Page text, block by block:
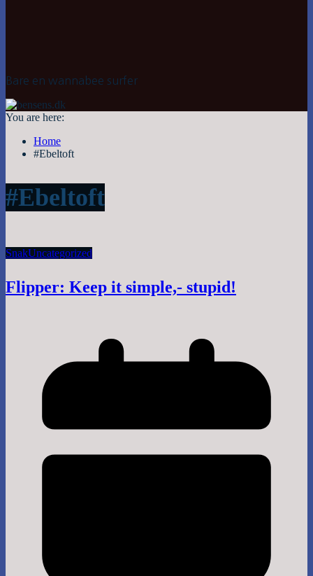
Bare en wannabee surfer
You are here:
Home
#Ebeltoft
#Ebeltoft
SnakUncategorized
Flipper: Keep it simple,- stupid!